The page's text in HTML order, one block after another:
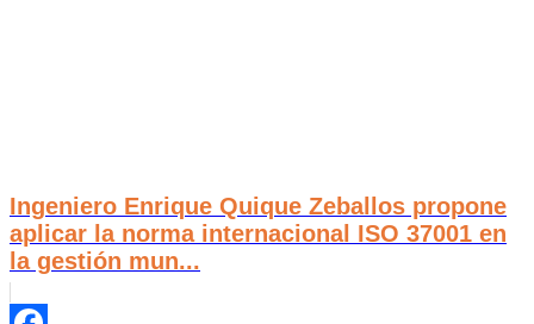
Ingeniero Enrique Quique Zeballos propone
aplicar la norma internacional ISO 37001 en
la gestión mun...